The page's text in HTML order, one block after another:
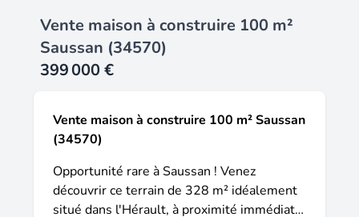
Vente maison à construire 100 m²
Saussan (34570)
399 000 €
Vente maison à construire 100 m² Saussan
(34570)
Opportunité rare à Saussan ! Venez
découvrir ce terrain de 328 m² idéalement
situé dans l'Hérault, à proximité immédiate